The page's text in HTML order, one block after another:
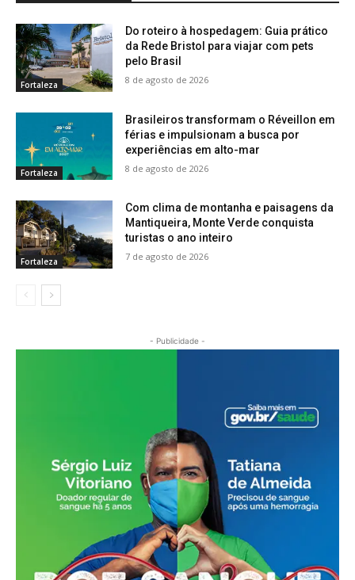
Fortaleza
Do roteiro à hospedagem: Guia prático
da Rede Bristol para viajar com pets
pelo Brasil
8 de agosto de 2026
Fortaleza
Brasileiros transformam o Réveillon em
férias e impulsionam a busca por
experiências em alto-mar
8 de agosto de 2026
Fortaleza
Com clima de montanha e paisagens da
Mantiqueira, Monte Verde conquista
turistas o ano inteiro
7 de agosto de 2026
- Publicidade -